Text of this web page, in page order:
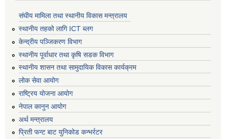
संघीय मामिला तथा स्थानीय विकास मन्त्रालय
स्थानीय तहको लागि ICT ब्लग
केन्द्रीय पञ्जिकरण विभाग
स्थानीय पूर्वाधार तथा कृषि सडक विभाग
स्थानीय शासन तथा सामुदायिक विकास कार्यक्रम
लोक सेवा आयोग
राष्ट्रिय योजना आयोग
नेपाल कानुन आयोग
अर्थ मन्त्रालय
प्रिती फन्ट बाट युनिकोड कन्भर्रटर